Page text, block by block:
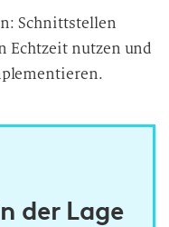
Schnittstellen
Echtzeit nutzen und
der Lage